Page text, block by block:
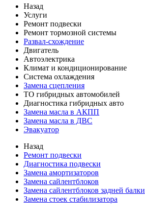
Назад
Услуги
Ремонт подвески
Ремонт тормозной системы
Развал-схождение
Двигатель
Автоэлектрика
Климат и кондиционирование
Система охлаждения
Замена сцепления
ТО гибридных автомобилей
Диагностика гибридных авто
Замена масла в АКПП
Замена масла в ДВС
Эвакуатор
Назад
Ремонт подвески
Диагностика подвески
Замена амортизаторов
Замена сайлентблоков
Замена сайлентблоков задней балки
Замена стоек стабилизатора